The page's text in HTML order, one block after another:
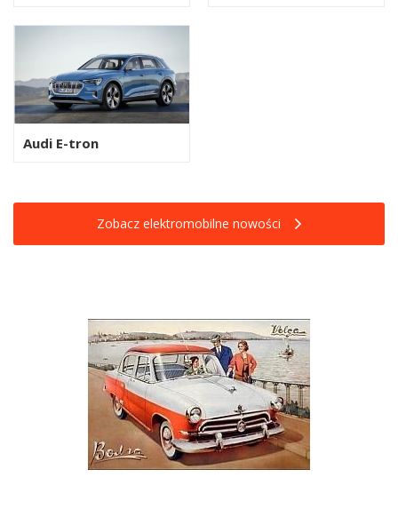
Audi E-tron
Zobacz elektromobilne nowości